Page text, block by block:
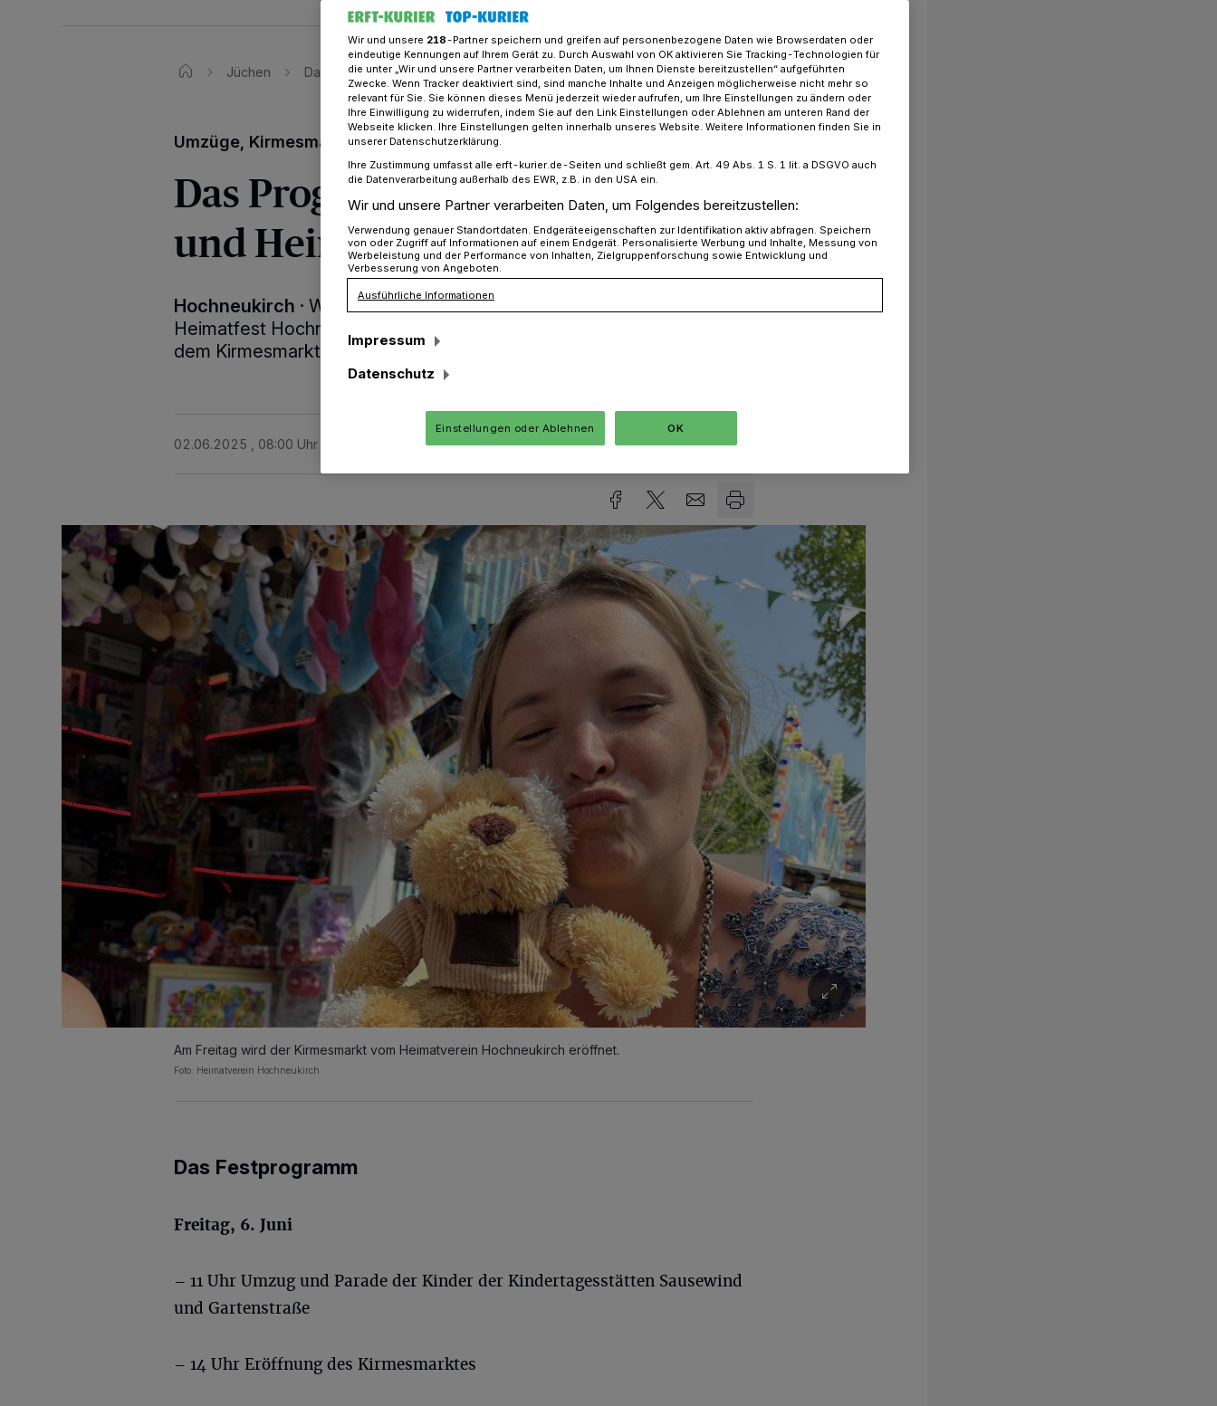
Jüchen Das Programm zum Schützen- und Heimatfest Hochneukirch
Umzüge, Kirmesmarkt und Co.
Das Programm zum Schützen-
und Heimatfest Hochneukirch
Hochneukirch · Wann und wo findet was beim Schützen- und
Heimatfest Hochneukirch statt ? Und was erwartet die Besucher auf
dem Kirmesmarkt? Alle Infos gibt es hier.
02.06.2025 , 08:00 Uhr 3 Minuten Lesezeit
Am Freitag wird der Kirmesmarkt vom Heimatverein Hochneukirch eröffnet.
Foto: Heimatverein Hochneukirch
Das Festprogramm
Freitag, 6. Juni
– 11 Uhr Umzug und Parade der Kinder der Kindertagesstätten Sausewind
und Gartenstraße
– 14 Uhr Eröffnung des Kirmesmarktes
Wir und unsere 218-Partner speichern und greifen auf personenbezogene Daten wie Browserdaten oder
eindeutige Kennungen auf Ihrem Gerät zu. Durch Auswahl von OK aktivieren Sie Tracking-Technologien für
die unter „Wir und unsere Partner verarbeiten Daten, um Ihnen Dienste bereitzustellen“ aufgeführten
Zwecke. Wenn Tracker deaktiviert sind, sind manche Inhalte und Anzeigen möglicherweise nicht mehr so
relevant für Sie. Sie können dieses Menü jederzeit wieder aufrufen, um Ihre Einstellungen zu ändern oder
Ihre Einwilligung zu widerrufen, indem Sie auf den Link Einstellungen oder Ablehnen am unteren Rand der
Webseite klicken. Ihre Einstellungen gelten innerhalb unseres Website. Weitere Informationen finden Sie in
unserer Datenschutzerklärung.
Ihre Zustimmung umfasst alle erft-kurier.de-Seiten und schließt gem. Art. 49 Abs. 1 S. 1 lit. a DSGVO auch
die Datenverarbeitung außerhalb des EWR, z.B. in den USA ein.
Wir und unsere Partner verarbeiten Daten, um Folgendes bereitzustellen:
Verwendung genauer Standortdaten. Endgeräteeigenschaften zur Identifikation aktiv abfragen. Speichern
von oder Zugriff auf Informationen auf einem Endgerät. Personalisierte Werbung und Inhalte, Messung von
Werbeleistung und der Performance von Inhalten, Zielgruppenforschung sowie Entwicklung und
Verbesserung von Angeboten.
Ausführliche Informationen
Impressum
Datenschutz
Einstellungen oder Ablehnen OK